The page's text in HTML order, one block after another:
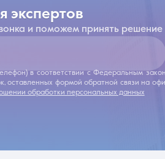
экспертов
и поможем принять решение
в соответствии с Федеральным
оставленных формой обратной связи на
обработки персональных данных